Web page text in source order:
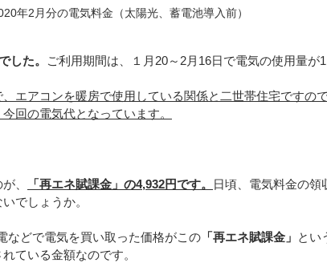
年2月分の電気料金（太陽光、蓄電池導入前）
した。 ご利用期間は、１月20～2月16日で電気の使用量が
エアコンを暖房で使用している関係と二世帯住宅ですの
回の電気代となっています。
、 「再エネ賦課金」の4,932円です。
日頃、電気料金の領
でしょうか。
などで電気を買い取った価格がこの 「再エネ賦課金」 とい
ている金額なのです。